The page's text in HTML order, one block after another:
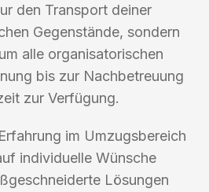
den Transport deiner
Gegenstände, sondern
alle organisatorischen
bis zur Nachbetreuung
zur Verfügung.
im Umzugsbereich
individuelle Wünsche
Lösungen